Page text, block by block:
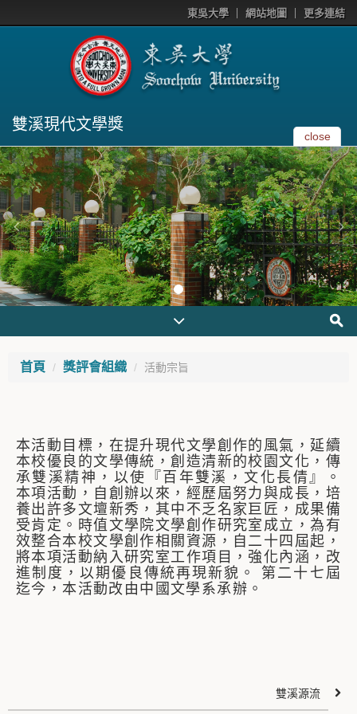
東吳大學 網站地圖 更多連結
雙溪現代文學獎
close
首頁 獎評會組織 活動宗旨
本活動目標，在提升現代文學創作的風氣，延續
本校優良的文學傳統，創造清新的校園文化，傳
承雙溪精神，以使『百年雙溪，文化長倩』。
本項活動，自創辦以來，經歷屆努力與成長，培
養出許多文壇新秀，其中不乏名家巨匠，成果備
受肯定。時值文學院文學創作研究室成立，為有
效整合本校文學創作相關資源，自二十四屆起，
將本項活動納入研究室工作項目，強化內涵，改
進制度，以期優良傳統再現新貌。 第二十七屆
迄今，本活動改由中國文學系承辦。
雙溪源流